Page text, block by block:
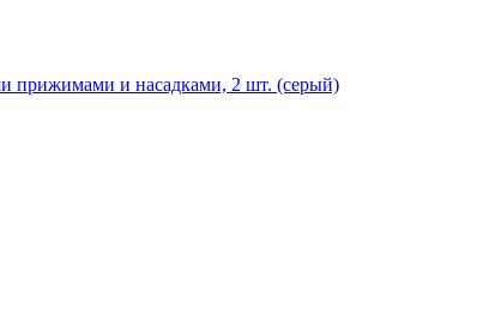
прижимами и насадками, 2 шт. (серый)